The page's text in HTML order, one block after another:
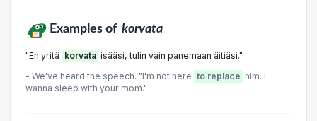
Examples of korvata
"En yritä korvata isääsi, tulin vain panemaan äitiäsi."
- We've heard the speech. "I'm not here to replace him. I
wanna sleep with your mom."